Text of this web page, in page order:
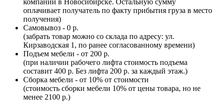
компании в Новосибирске. Остальную сумму
оплачивает получатель по факту прибытия груза в место
получения)
Самовывоз - 0 р.
(забрать товар можно со склада по адресу: ул.
Кирзаводская 1, по ранее согласованному времени)
Подъем мебели - от 200 р.
(при наличии рабочего лифта стоимость подъема
составит 400 р. Без лифта 200 р. за каждый этаж.)
Сборка мебели - от 10% от стоимости
(стоимость сборки мебели 10% от цены товара, но не
менее 2100 р.)